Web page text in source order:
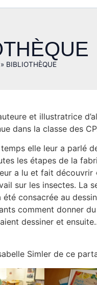
» BIBLIOTHÈQUE
et illustratrice
dans la classe des
elle leur a parlé
les étapes de la
a lu et fait découvrir
sur les insectes. La
consacrée au
comment donner
dessiner et
Simler de ce